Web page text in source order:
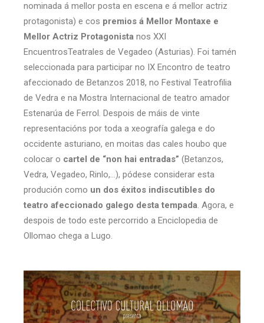
nominada á mellor posta en escena e á mellor actriz
protagonista) e cos premios á Mellor Montaxe e
Mellor Actriz Protagonista nos XXI
EncuentrosTeatrales de Vegadeo (Asturias). Foi tamén
seleccionada para participar no IX Encontro de teatro
afeccionado de Betanzos 2018, no Festival Teatrofilia
de Vedra e na Mostra Internacional de teatro amador
Estenarúa de Ferrol. Despois de máis de vinte
representacións por toda a xeografía galega e do
occidente asturiano, en moitas das cales houbo que
colocar o cartel de “non hai entradas” (Betanzos,
Vedra, Vegadeo, Rinlo,…), pódese considerar esta
produción como un dos éxitos indiscutibles do
teatro afeccionado galego desta tempada. Agora, e
despois de todo este percorrido a Enciclopedia de
Ollomao chega a Lugo.